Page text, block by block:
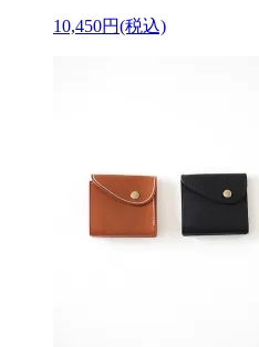
10,450円(税込)